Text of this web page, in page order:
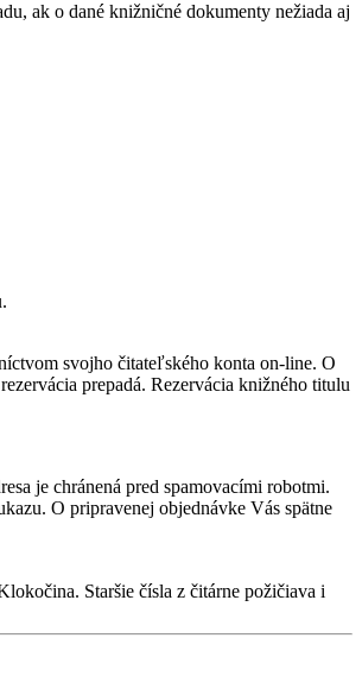
ak o dané knižničné dokumenty nežiada aj
svojho čitateľského konta on-line. O
prepadá. Rezervácia knižného titulu
je chránená pred spamovacími robotmi.
O pripravenej objednávke Vás spätne
Staršie čísla z čitárne požičiava i